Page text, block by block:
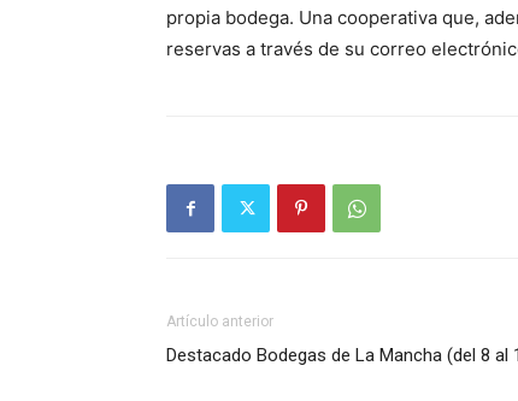
propia bodega. Una cooperativa que,
reservas a través de su correo
Artículo anterior
Destacado Bodegas de La Mancha (del 8 al